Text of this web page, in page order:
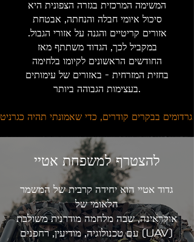
המשימה המרכזית בגזרה הצפונית היא
סיכול איומי חבלה והנחתה, אבטחת
אזורים קריטיים והגנה על אזורי הגבול.
במקביל לכך, הגדוד משתתף מאז
החודשים הראשונים לקיומו בלחימה
בחזית המזרחית - באזורים של עימותים
בעצימות הגבוהה ביותר.
להצטרף למשפחת אטיי
גדוד אטיי הוא יחידה קרבית של המשמר
הלאומי של
אוקראינה, שבה מלחמה מודרנית משולבת
עם טכנולוגיה, מודיעין, רחפנים (UAV)